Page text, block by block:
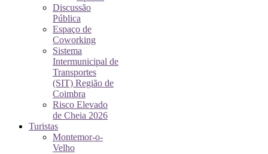
Discussão
Pública
Espaço de
Coworking
Sistema
Intermunicipal de
Transportes
(SIT) Região de
Coimbra
Risco Elevado
de Cheia 2026
Turistas
Montemor-o-
Velho